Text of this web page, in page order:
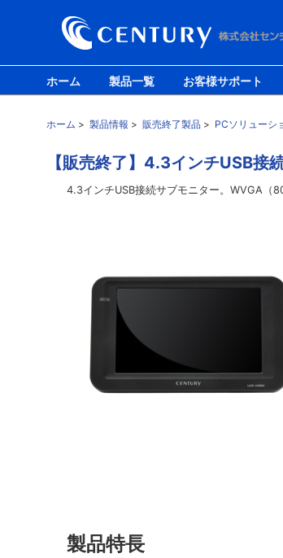
ホーム 製品一覧 お客様サポート
ホーム > 製品情報 > 販売終了製品 > PCソリューシ
【販売終了】4.3インチUSB
4.3インチUSB接続サブモニター。WVGA（
製品特長